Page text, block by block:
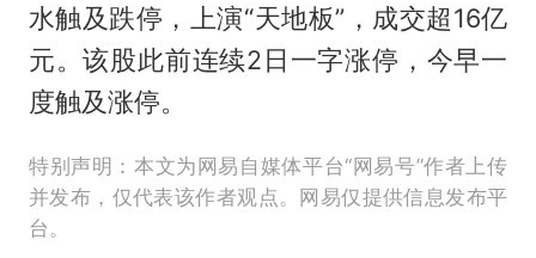
水触及跌停，上演“天地板”，成交超16亿
元。该股此前连续2日一字涨停，今早一
度触及涨停。
特别声明：本文为网易自媒体平台“网易号”作者上传
并发布，仅代表该作者观点。网易仅提供信息发布平
台。